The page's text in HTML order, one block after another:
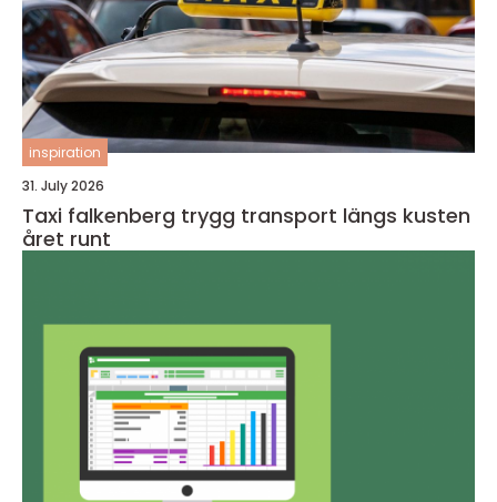
inspiration
31. July 2026
Taxi falkenberg trygg transport längs kusten
året runt